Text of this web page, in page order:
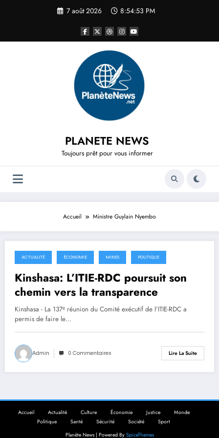
7 août 2026 8:54:53 PM
PLANETE NEWS
Toujours prêt pour vous informer
Accueil Ministre Guylain Nyembo
30 janvier 2026
ACTUALITÉ ÉCONOMIE MINES POLITIQUE
Kinshasa: L’ITIE-RDC poursuit son
chemin vers la transparence
Kinshasa - La 137ᵉ réunion du Comité exécutif de l'ITIE-RDC a
permis de faire le…
Admin 0 Commentaires Lire La Suite
Accueil Actualité Culture Économie Justice
Monde
Politique
Santé Sécurité Société
Sport
Planète News | Powered By SpiceThemes